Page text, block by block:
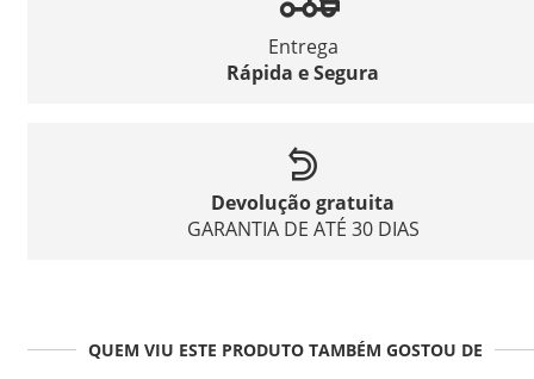
Entrega
Rápida e Segura
Devolução gratuita
GARANTIA DE ATÉ 30 DIAS
QUEM VIU ESTE PRODUTO TAMBÉM GOSTOU DE